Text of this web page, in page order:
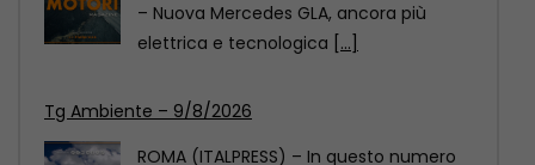
del Tg Ambiente, prodotto dall’Italpress
in collaborazione con TeleAmbiente:
Xinjiang, giovani calciatori cinesi e statunitensi si
incontrano grazie a sport